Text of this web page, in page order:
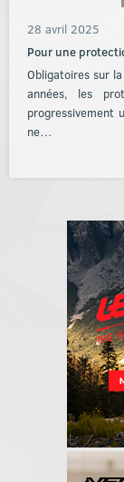
28 avril 2025
Pour une
Obligatoires sur
années, les
progressivement
ne…